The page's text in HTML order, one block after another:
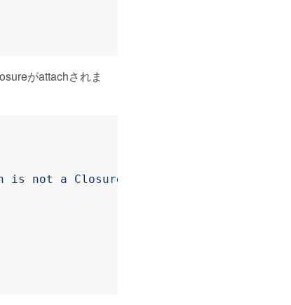
がattachされま
is not a Closure or invokable object.'